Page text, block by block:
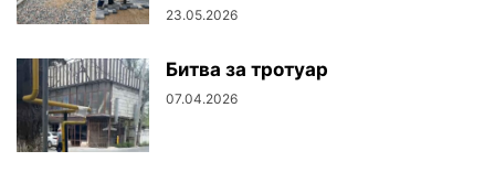
23.05.2026
Битва за тротуар
07.04.2026